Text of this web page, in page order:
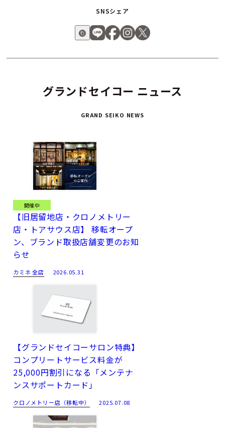
グランドセイコー ニュース
GRAND SEIKO NEWS
開催中
【旧居留地店・クロノメトリー
店・トアサウス店】 移転オープ
ン、ブランド取扱店舗変更のお知
らせ
カミネ 全店 2026.05.31
【グランドセイコーサロン特典】
コンプリートサービス料金が
25,000円割引になる「メンテナ
ンスサポートカード」
クロノメトリー店（移転中） 2025.07.08
SNSシェア